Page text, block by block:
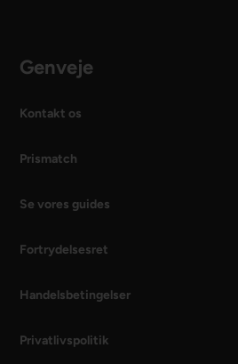
Genveje
Kontakt os
Prismatch
Se vores guides
Fortrydelsesret
Handelsbetingelser
Privatlivspolitik